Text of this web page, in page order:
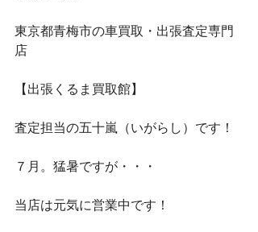
東京都青梅市の車買取・出張査定専門
店
【出張くるま買取館】
査定担当の五十嵐（いがらし）です！
７月。猛暑ですが・・・
当店は元気に営業中です！